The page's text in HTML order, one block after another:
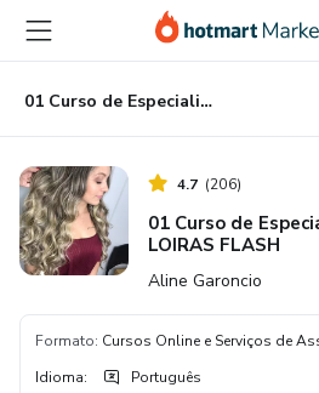
para
conteúdo
principal
para
pagamento
para
rodapé
01 Curso de Especialização em Mechas - LOIRAS FLASH
4.7 (206)
01 Curso de
LOIRAS FLASH
Aline Garoncio
Formato: Cursos Online e Serviços de
Idioma: Português